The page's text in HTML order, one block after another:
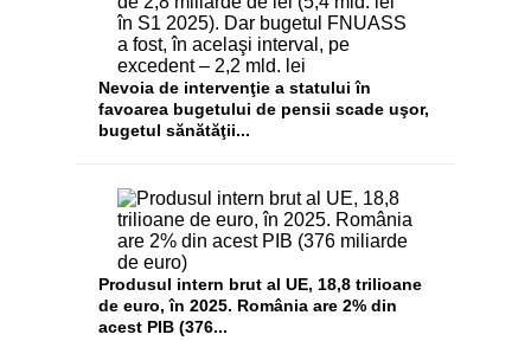
Nevoia de intervenţie a statului în
favoarea bugetului de pensii scade uşor,
bugetul sănătăţii...
Produsul intern brut al UE, 18,8 trilioane
de euro, în 2025. România are 2% din
acest PIB (376...